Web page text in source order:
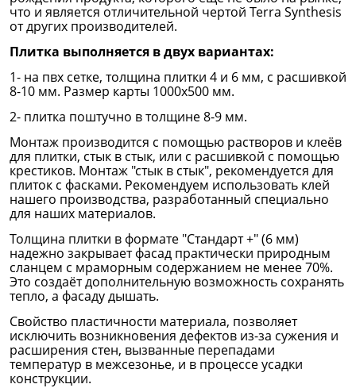
что и является отличительной чертой Terra Synthesis
от других производителей.
Плитка выполняется в двух вариантах:
1- на пвх сетке, толщина плитки 4 и 6 мм, с расшивкой
8-10 мм. Размер карты 1000х500 мм.
2- плитка поштучно в толщине 8-9 мм.
Монтаж производится с помощью растворов и клеёв
для плитки, стык в стык, или с расшивкой с помощью
крестиков. Монтаж "стык в стык", рекомендуется для
плиток с фасками. Рекомендуем использовать клей
нашего производства, разработанный специально
для наших материалов.
Толщина плитки в формате "Стандарт +" (6 мм)
надежно закрывает фасад практически природным
сланцем с мраморным содержанием не менее 70%.
Это создаёт дополнительную возможность сохранять
тепло, а фасаду дышать.
Свойство пластичности материала, позволяет
исключить возникновения дефектов из-за сужения и
расширения стен, вызванные перепадами
температур в межсезонье, и в процессе усадки
конструкции.